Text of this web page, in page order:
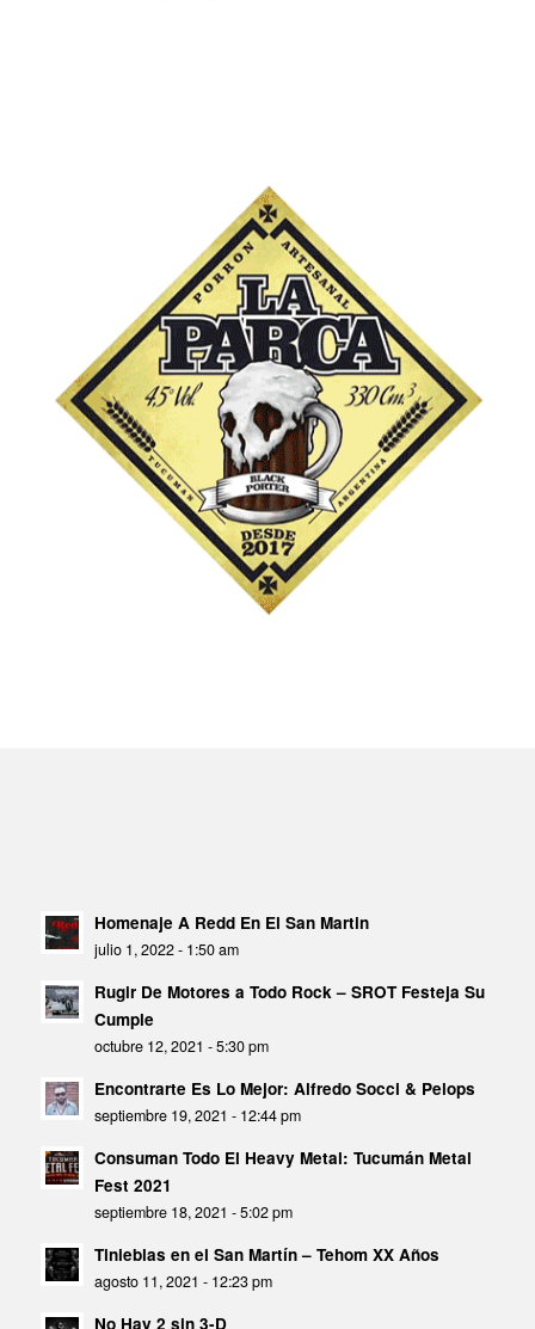
Homenaje A Redd En El San Martin
julio 1, 2022 - 1:50 am
Rugir De Motores a Todo Rock – SROT Festeja Su
Cumple
octubre 12, 2021 - 5:30 pm
Encontrarte Es Lo Mejor: Alfredo Socci & Pelops
septiembre 19, 2021 - 12:44 pm
Consuman Todo El Heavy Metal: Tucumán Metal
Fest 2021
septiembre 18, 2021 - 5:02 pm
Tinieblas en el San Martín – Tehom XX Años
agosto 11, 2021 - 12:23 pm
No Hay 2 sin 3-D